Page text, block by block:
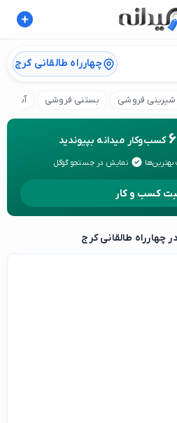
چهارراه طالقانی کرج
شیرینی فروشی بستنی فروشی آب
کسب‌وکار میدانه بپیوندید
بهترین‌ها نمایش در جستجو گوگل
کسب و کار
چهارراه طالقانی کرج